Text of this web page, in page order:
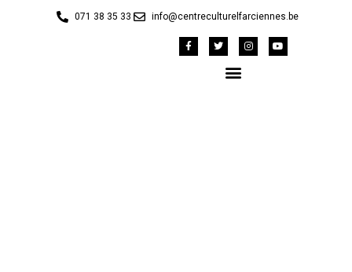
071 38 35 33 info@centreculturelfarciennes.be